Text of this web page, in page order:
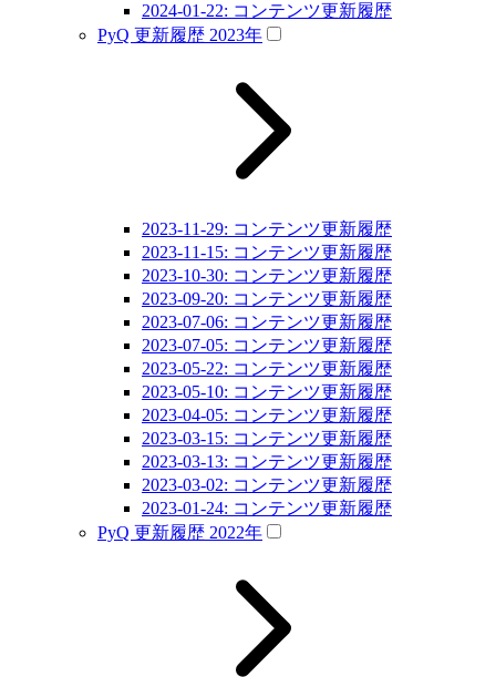
2024-01-22: コンテンツ更新履歴
PyQ 更新履歴 2023年
2023-11-29: コンテンツ更新履歴
2023-11-15: コンテンツ更新履歴
2023-10-30: コンテンツ更新履歴
2023-09-20: コンテンツ更新履歴
2023-07-06: コンテンツ更新履歴
2023-07-05: コンテンツ更新履歴
2023-05-22: コンテンツ更新履歴
2023-05-10: コンテンツ更新履歴
2023-04-05: コンテンツ更新履歴
2023-03-15: コンテンツ更新履歴
2023-03-13: コンテンツ更新履歴
2023-03-02: コンテンツ更新履歴
2023-01-24: コンテンツ更新履歴
PyQ 更新履歴 2022年